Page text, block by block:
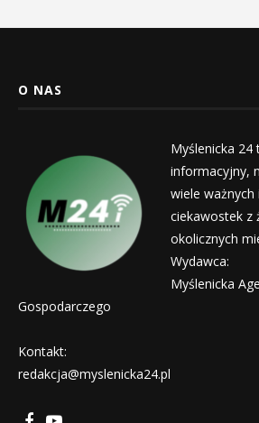
O NAS
Myślenicka 24
informacyjny,
wiele
ciekawostek z
okolicznych
Wydawca:
Myślenicka
Gospodarczego
Kontakt:
redakcja@myslenicka24.pl